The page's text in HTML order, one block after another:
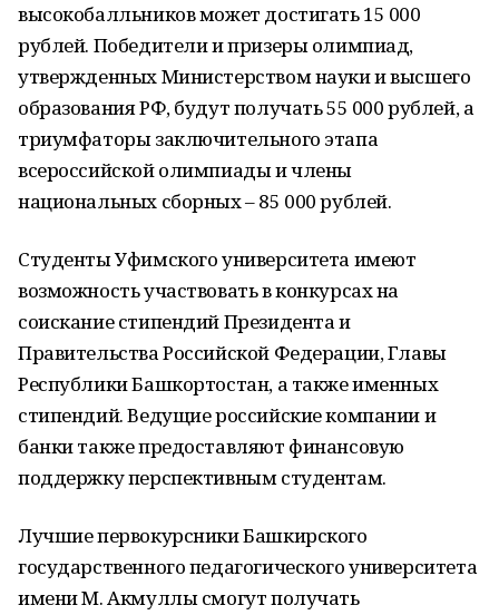
высокобалльников может достигать 15 000
рублей. Победители и призеры олимпиад,
утвержденных Министерством науки и высшего
образования РФ, будут получать 55 000 рублей, а
триумфаторы заключительного этапа
всероссийской олимпиады и члены
национальных сборных – 85 000 рублей.
Студенты Уфимского университета имеют
возможность участвовать в конкурсах на
соискание стипендий Президента и
Правительства Российской Федерации, Главы
Республики Башкортостан, а также именных
стипендий. Ведущие российские компании и
банки также предоставляют финансовую
поддержку перспективным студентам.
Лучшие первокурсники Башкирского
государственного педагогического университета
имени М. Акмуллы смогут получать